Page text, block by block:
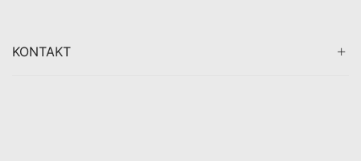
KONTAKT